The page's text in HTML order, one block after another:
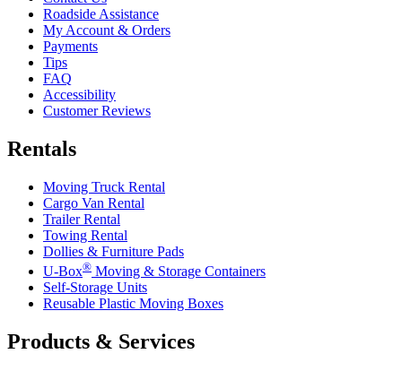
Roadside Assistance
My Account & Orders
Payments
Tips
FAQ
Accessibility
Customer Reviews
Rentals
Moving Truck Rental
Cargo Van Rental
Trailer Rental
Towing Rental
Dollies & Furniture Pads
U-Box® Moving & Storage Containers
Self-Storage Units
Reusable Plastic Moving Boxes
Products & Services